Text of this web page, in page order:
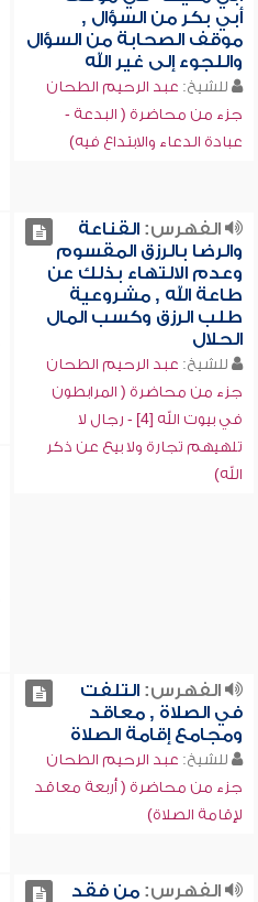
أبي بكر من السؤال ,
موقف الصحابة من السؤال
واللجوء إلى غير الله
للشيخ: عبد الرحيم الطحان
جزء من محاضرة ( البدعة -
عبادة الدعاء والابتداع فيه)
الفهرس:القناعة
والرضا بالرزق المقسوم
وعدم الالتهاء بذلك عن
طاعة الله , مشروعية
طلب الرزق وكسب المال
الحلال
للشيخ: عبد الرحيم الطحان
جزء من محاضرة ( المرابطون
في بيوت الله [4] - رجال لا
تلهيهم تجارة ولا بيع عن ذكر
الله)
الفهرس:التلفت
في الصلاة , معاقد
ومجامع إقامة الصلاة
للشيخ: عبد الرحيم الطحان
جزء من محاضرة ( أربعة معاقد
لإقامة الصلاة)
الفهرس:من فقد